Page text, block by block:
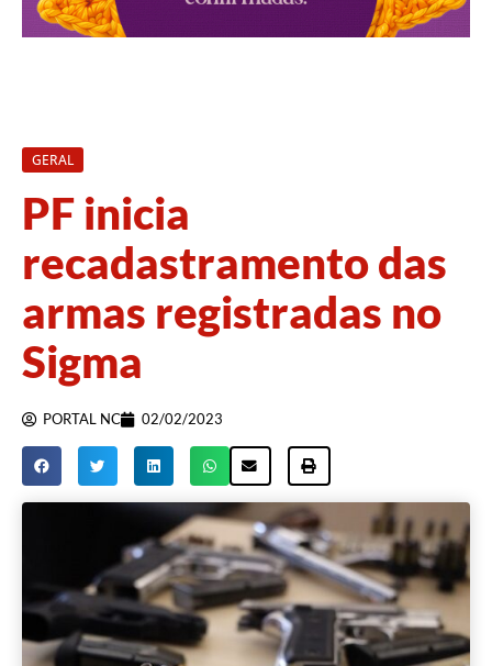
GERAL
PF inicia
recadastramento das
armas registradas no
Sigma
PORTAL NC 02/02/2023